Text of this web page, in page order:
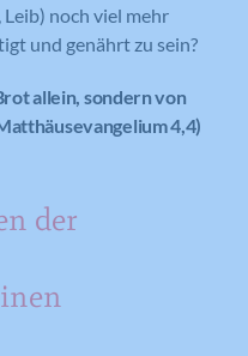
Leib) noch viel mehr
und genährt zu sein?
allein, sondern von
4,4)
der